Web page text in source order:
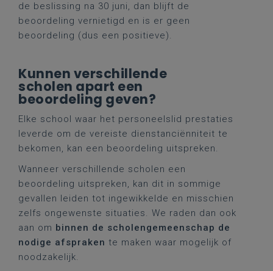
de beslissing na 30 juni, dan blijft de
beoordeling vernietigd en is er geen
beoordeling (dus een positieve).
Kunnen verschillende
scholen apart een
beoordeling geven?
Elke school waar het personeelslid prestaties
leverde om de vereiste dienstanciënniteit te
bekomen, kan een beoordeling uitspreken.
Wanneer verschillende scholen een
beoordeling uitspreken, kan dit in sommige
gevallen leiden tot ingewikkelde en misschien
zelfs ongewenste situaties. We raden dan ook
aan om binnen de scholengemeenschap de
nodige afspraken te maken waar mogelijk of
noodzakelijk.